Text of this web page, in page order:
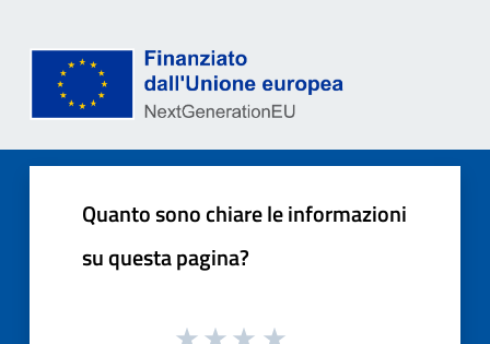
Quanto sono chiare le informazioni
su questa pagina?